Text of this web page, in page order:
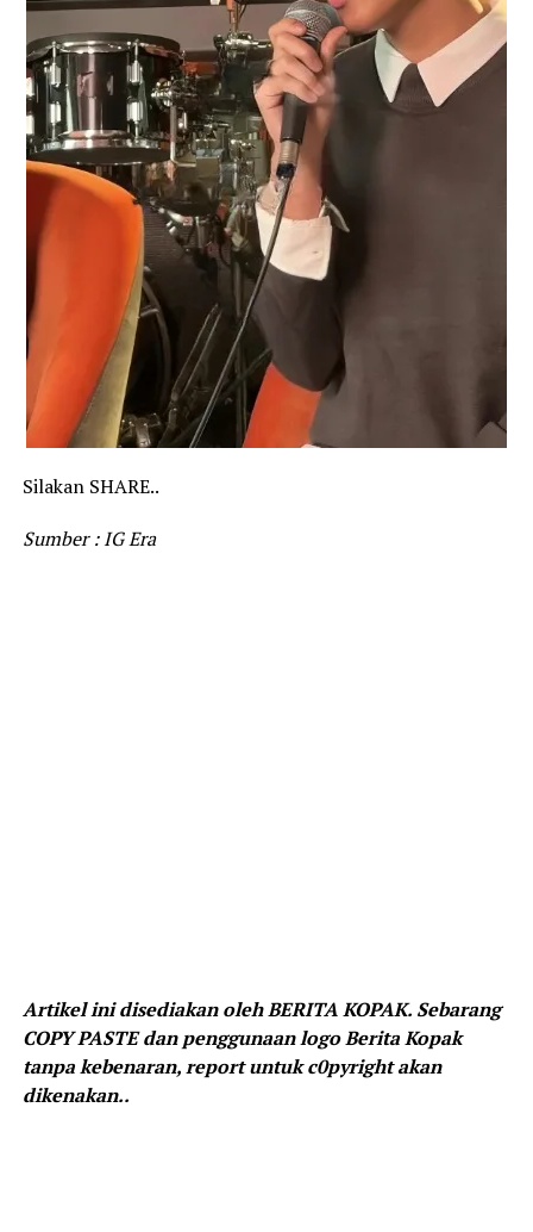
Silakan SHARE..
Sumber : IG Era
Artikel ini disediakan oleh BERITA KOPAK. Sebarang
COPY PASTE dan penggunaan logo Berita Kopak
tanpa kebenaran, report untuk c0pyright akan
dikenakan..